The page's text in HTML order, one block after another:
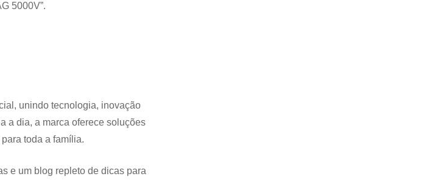
5000V”.
unindo tecnologia, inovação
a dia, a marca oferece soluções
toda a família.
e um blog repleto de dicas para